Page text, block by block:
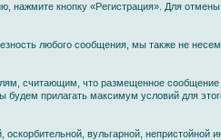
кнопку «Регистрация». Для отмены
любого сообщения, мы также не несем
считающим, что размещенное сообщение
прилагать максимум условий для
вульгарной,